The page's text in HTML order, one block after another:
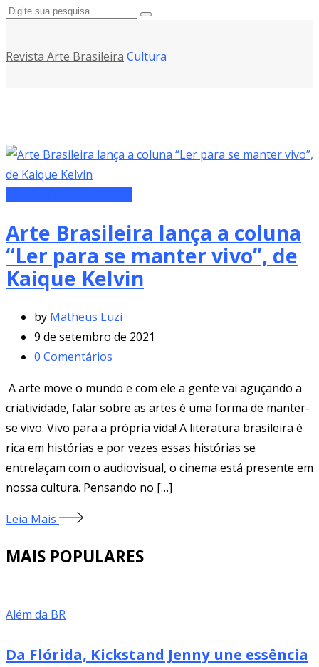
Revista Arte Brasileira Cultura
Arte Brasileira lança a coluna
“Ler para se manter vivo”, de
Kaique Kelvin
by Matheus Luzi
9 de setembro de 2021
0 Comentários
A arte move o mundo e com ele a gente vai aguçando a
criatividade, falar sobre as artes é uma forma de manter-
se vivo. Vivo para a própria vida! A literatura brasileira é
rica em histórias e por vezes essas histórias se
entrelaçam com o audiovisual, o cinema está presente em
nossa cultura. Pensando no […]
Leia Mais
MAIS POPULARES
Além da BR
Da Flórida, Kickstand Jenny une essência